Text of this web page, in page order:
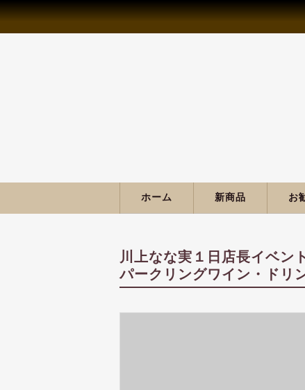
ホーム 新商品 お
川上なな実１日店長イベン
パークリングワイン・ドリ